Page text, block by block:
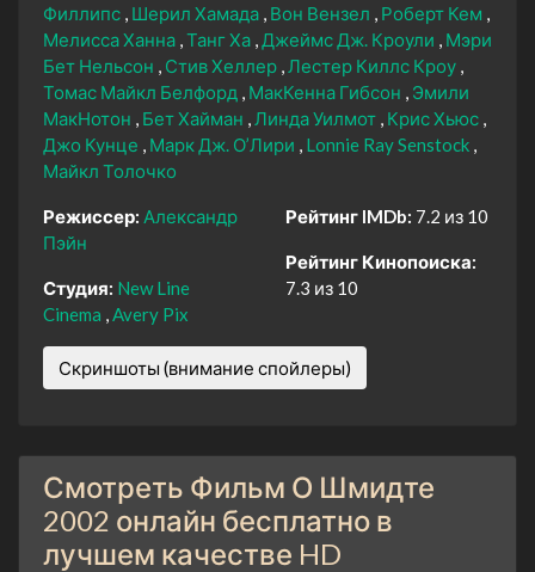
Филлипс Шерил Хамада Вон Вензел
Роберт Кем
Мелисса Ханна Танг Ха Джеймс Дж. Кроули
Мэри
Бет Нельсон
Стив Хеллер Лестер Киллс Кроу
Томас Майкл Белфорд
МакКенна Гибсон
Эмили
МакНотон
Бет Хайман Линда Уилмот Крис Хьюс
Джо Кунце
Марк Дж. О’Лири
Lonnie Ray Senstock
Майкл Толочко
Режиссер: Александр
Пэйн
Студия: New Line
Cinema Avery Pix
Рейтинг IMDb: 7.2 из 10
Рейтинг Кинопоиска:
7.3 из 10
Скриншоты (внимание спойлеры)
Смотреть Фильм О Шмидте
2002 онлайн бесплатно в
лучшем качестве HD